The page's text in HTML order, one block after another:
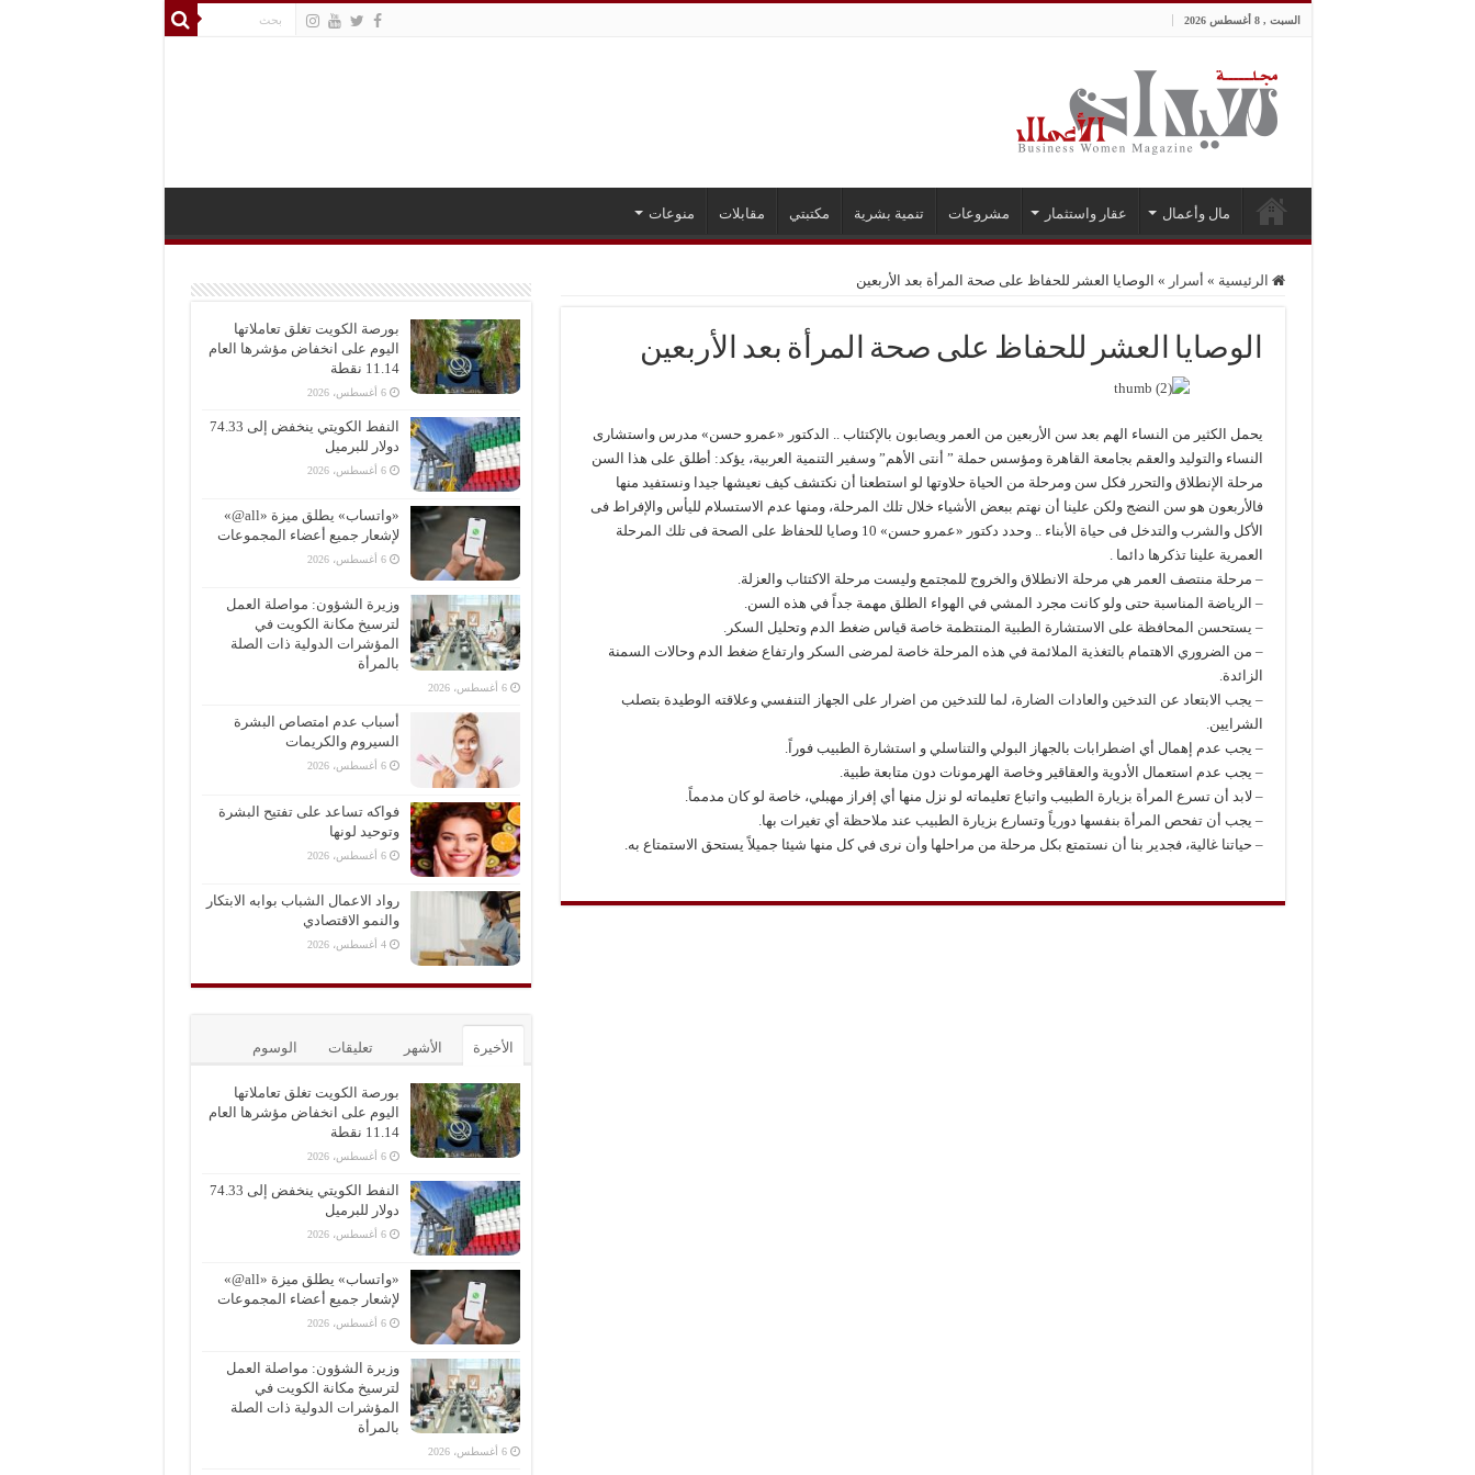
السبت , 8 أغسطس 2026
مال وأعمال عقار واستثمار مشروعات تنمية بشرية مكتبتي مقابلات منوعات
الرئيسية » أسرار » الوصايا العشر للحفاظ على صحة المرأة بعد الأربعين
الوصايا العشر للحفاظ على صحة المرأة بعد الأربعين
يحمل الكثير من النساء الهم بعد سن الأربعين من العمر ويصابون بالإكتئاب .. الدكتور «عمرو حسن» مدرس واستشارى
النساء والتوليد والعقم بجامعة القاهرة ومؤسس حملة ” أنتى الأهم” وسفير التنمية العربية، يؤكد: أطلق على هذا السن
مرحلة الإنطلاق والتحرر فكل سن ومرحلة من الحياة حلاوتها لو استطعنا أن نكتشف كيف نعيشها جيدا ونستفيد منها
فالأربعون هو سن النضج ولكن علينا أن نهتم ببعض الأشياء خلال تلك المرحلة، ومنها عدم الاستسلام لليأس والإفراط فى
الأكل والشرب والتدخل فى حياة الأبناء .. وحدد دكتور «عمرو حسن» 10 وصايا للحفاظ على الصحة فى تلك المرحلة
العمرية علينا تذكرها دائما .
– مرحلة منتصف العمر هي مرحلة الانطلاق والخروج للمجتمع وليست مرحلة الاكتئاب والعزلة.
– الرياضة المناسبة حتى ولو كانت مجرد المشي في الهواء الطلق مهمة جداً في هذه السن.
– يستحسن المحافظة على الاستشارة الطبية المنتظمة خاصة قياس ضغط الدم وتحليل السكر.
– من الضروري الاهتمام بالتغذية الملائمة في هذه المرحلة خاصة لمرضى السكر وارتفاع ضغط الدم وحالات السمنة
الزائدة.
– يجب الابتعاد عن التدخين والعادات الضارة، لما للتدخين من اضرار على الجهاز التنفسي وعلاقته الوطيدة بتصلب
الشرايين.
– يجب عدم إهمال أي اضطرابات بالجهاز البولي والتناسلي و استشارة الطبيب فوراً.
– يجب عدم استعمال الأدوية والعقاقير وخاصة الهرمونات دون متابعة طبية.
– لابد أن تسرع المرأة بزيارة الطبيب واتباع تعليماته لو نزل منها أي إفراز مهبلي، خاصة لو كان مدمماً.
– يجب أن تفحص المرأة بنفسها دورياً وتسارع بزيارة الطبيب عند ملاحظة أي تغيرات بها.
– حياتنا غالية، فجدير بنا أن نستمتع بكل مرحلة من مراحلها وأن نرى في كل منها شيئا جميلاً يستحق الاستمتاع به.
بورصة الكويت تغلق تعاملاتها
اليوم على انخفاض مؤشرها العام
11.14 نقطة
6 أغسطس، 2026
النفط الكويتي ينخفض إلى 74.33
دولار للبرميل
6 أغسطس، 2026
«واتساب» يطلق ميزة «all@»
لإشعار جميع أعضاء المجموعات
6 أغسطس، 2026
وزيرة الشؤون: مواصلة العمل
لترسيخ مكانة الكويت في
المؤشرات الدولية ذات الصلة
بالمرأة
6 أغسطس، 2026
أسباب عدم امتصاص البشرة
السيروم والكريمات
6 أغسطس، 2026
فواكه تساعد على تفتيح البشرة
وتوحيد لونها
6 أغسطس، 2026
رواد الاعمال الشباب بوابه الابتكار
والنمو الاقتصادي
4 أغسطس، 2026
الأخيرة الأشهر تعليقات الوسوم
بورصة الكويت تغلق تعاملاتها
اليوم على انخفاض مؤشرها العام
11.14 نقطة
6 أغسطس، 2026
النفط الكويتي ينخفض إلى 74.33
دولار للبرميل
6 أغسطس، 2026
«واتساب» يطلق ميزة «all@»
لإشعار جميع أعضاء المجموعات
6 أغسطس، 2026
وزيرة الشؤون: مواصلة العمل
لترسيخ مكانة الكويت في
المؤشرات الدولية ذات الصلة
بالمرأة
6 أغسطس، 2026